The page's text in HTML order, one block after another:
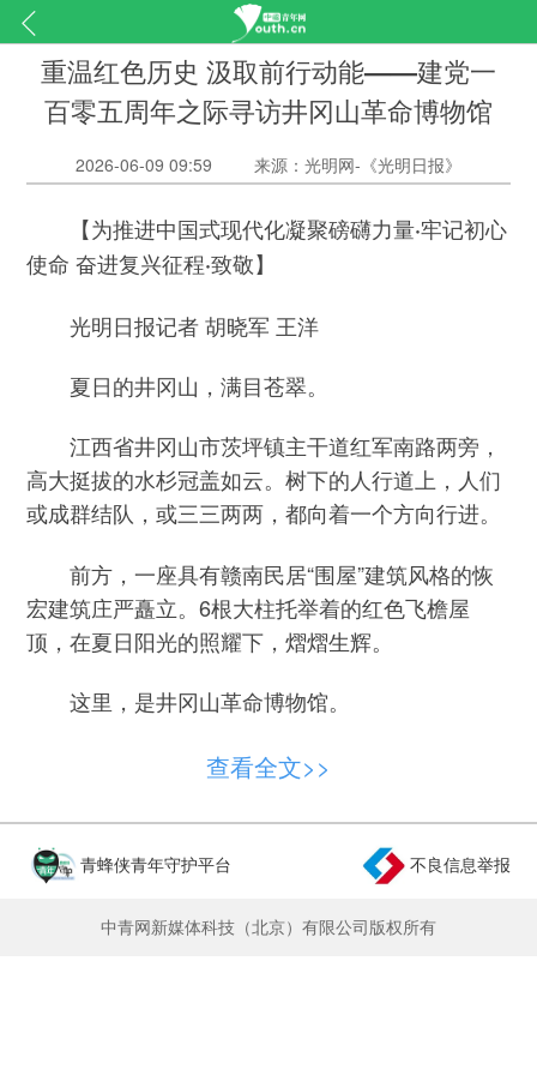
重温红色历史 汲取前行动能——建党一
百零五周年之际寻访井冈山革命博物馆
2026-06-09 09:59 来源：光明网-《光明日报》
【为推进中国式现代化凝聚磅礴力量·牢记初心
使命 奋进复兴征程·致敬】
光明日报记者 胡晓军 王洋
夏日的井冈山，满目苍翠。
江西省井冈山市茨坪镇主干道红军南路两旁，
高大挺拔的水杉冠盖如云。树下的人行道上，人们
或成群结队，或三三两两，都向着一个方向行进。
前方，一座具有赣南民居“围屋”建筑风格的恢
宏建筑庄严矗立。6根大柱托举着的红色飞檐屋
顶，在夏日阳光的照耀下，熠熠生辉。
这里，是井冈山革命博物馆。
沿着红色花岗岩铺就的“革命之路”拾级而上，
厅，迎面映入眼帘的是一幅由实景和巨幅油画构成
的艺术造型——井冈主峰五指峰。山峰下方，矗立
楼的老式油灯上；油灯底座刻着八个遒劲大字“星星
查看全文>>
青蜂侠青年守护平台 不良信息举报
中青网新媒体科技（北京）有限公司版权所有